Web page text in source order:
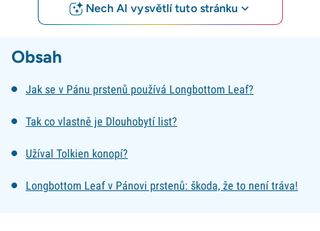
Nech AI vysvětlí tuto stránku
Obsah
Jak se v Pánu prstenů používá Longbottom Leaf?
Tak co vlastně je Dlouhobytí list?
Užíval Tolkien konopí?
Longbottom Leaf v Pánovi prstenů: škoda, že to není tráva!